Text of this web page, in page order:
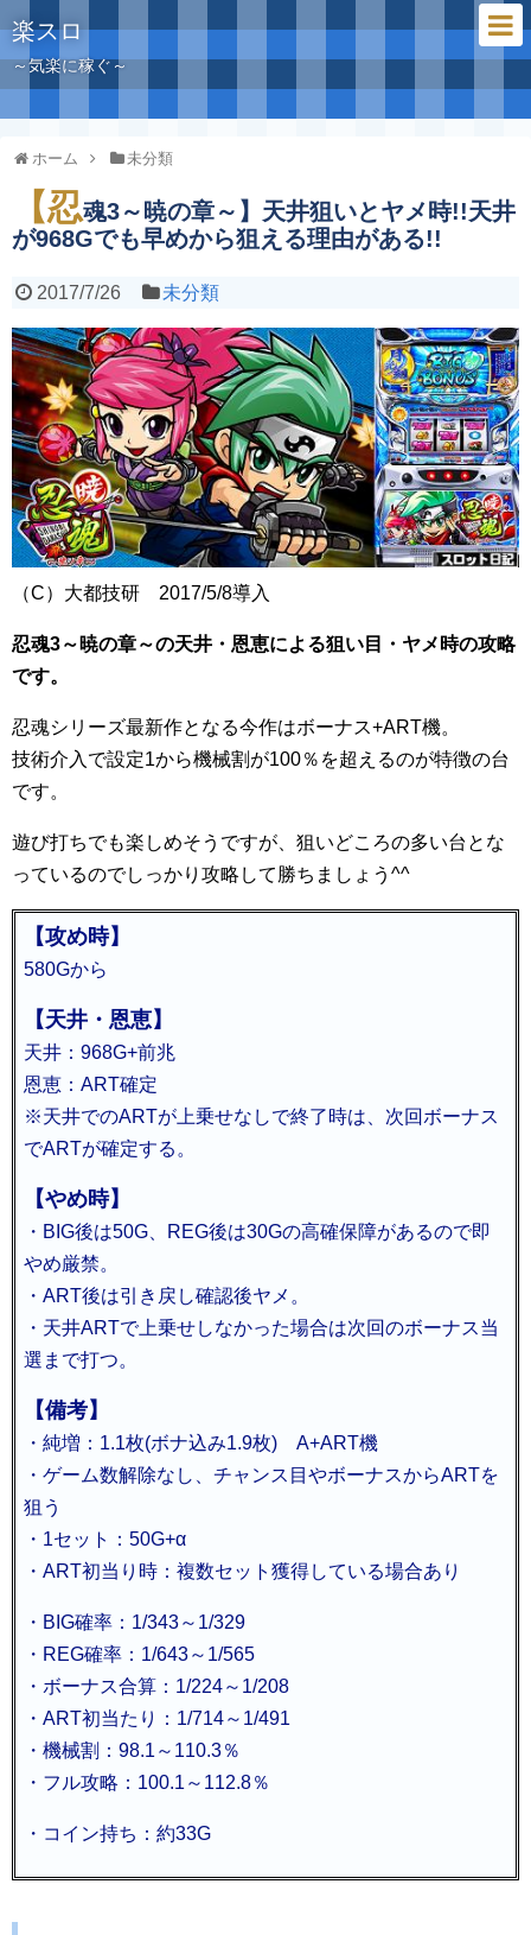
楽スロ
～気楽に稼ぐ～
ホーム 未分類
【忍魂3～暁の章～】天井狙いとヤメ時!!天井
が968Gでも早めから狙える理由がある!!
2017/7/26 未分類
（C）大都技研 2017/5/8導入
忍魂3～暁の章～の天井・恩恵による狙い目・ヤメ時の攻略
です。
忍魂シリーズ最新作となる今作はボーナス+ART機。
技術介入で設定1から機械割が100％を超えるのが特徴の台
です。
遊び打ちでも楽しめそうですが、狙いどころの多い台とな
っているのでしっかり攻略して勝ちましょう^^
【攻め時】
580Gから
【天井・恩恵】
天井：968G+前兆
恩恵：ART確定
※天井でのARTが上乗せなしで終了時は、次回ボーナス
でARTが確定する。
【やめ時】
・BIG後は50G、REG後は30Gの高確保障があるので即
やめ厳禁。
・ART後は引き戻し確認後ヤメ。
・天井ARTで上乗せしなかった場合は次回のボーナス当
選まで打つ。
【備考】
・純増：1.1枚(ボナ込み1.9枚) A+ART機
・ゲーム数解除なし、チャンス目やボーナスからARTを
狙う
・1セット：50G+α
・ART初当り時：複数セット獲得している場合あり
・BIG確率：1/343～1/329
・REG確率：1/643～1/565
・ボーナス合算：1/224～1/208
・ART初当たり：1/714～1/491
・機械割：98.1～110.3％
・フル攻略：100.1～112.8％
・コイン持ち：約33G